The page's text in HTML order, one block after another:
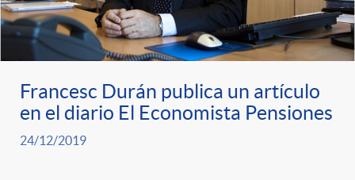
a
t
e
s
Francesc Durán publica un artículo
en el diario El Economista Pensiones
24/12/2019